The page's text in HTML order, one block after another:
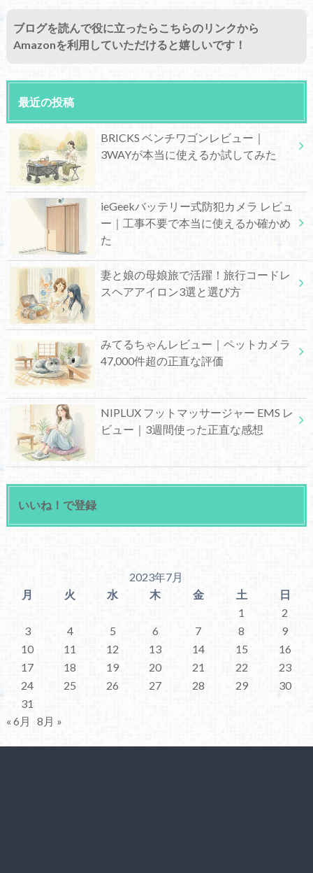
ブログを読んで役に立ったらこちらのリンクから
Amazonを利用していただけると嬉しいです！
最近の投稿
BRICKS ベンチワゴンレビュー｜
3WAYが本当に使えるか試してみた
ieGeekバッテリー式防犯カメラ レビュ
ー｜工事不要で本当に使えるか確かめ
た
妻と娘の母娘旅で活躍！旅行コードレ
スヘアアイロン3選と選び方
みてるちゃんレビュー｜ペットカメラ
47,000件超の正直な評価
NIPLUX フットマッサージャー EMS レ
ビュー｜3週間使った正直な感想
いいね！で登録
2023年7月
月
火 水 木 金 土
日
1
2
3
4 5 6 7 8
9
10
11 12 13 14 15
16
17
18 19 20 21 22
23
24
25 26 27 28 29
30
31
« 6月
8月 »